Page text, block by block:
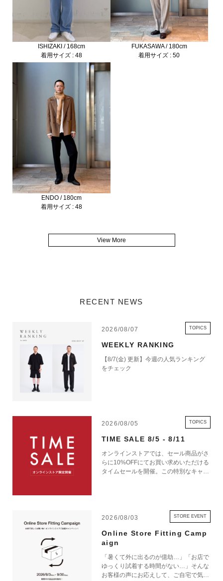
ISHIZAKI / 168cm
着用サイズ : 48
FUKASAWA / 180cm
着用サイズ : 50
ENDO / 180cm
着用サイズ : 48
View More
RECENT NEWS
2026/08/07 TOPICS
WEEKLY RANKING
【8/7(金) 更新】今週の人気ランキング
をチェック
2026/08/05 TOPICS
TIME SALE 8/5 - 8/11
オンラインストアでは、セール商品がさ
らに10%OFFにてお買い求めいただける
タイムセールを開催。この特別なキャン
2026/08/03 STORE EVENT
Online Store Fitting Camp
aign
「暑くて外に出るのが億劫…」「お店で
ゆっくり試着する時間がない…」そんな
お客様の声にお応えして、ご自宅で気軽